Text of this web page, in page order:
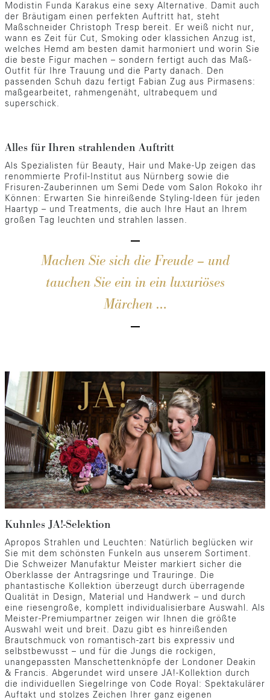
Modistin Funda Karakus eine sexy Alternative. Damit auch
der Bräutigam einen perfekten Auftritt hat, steht
Maßschneider Christoph Tresp bereit. Er weiß nicht nur,
wann es Zeit für Cut, Smoking oder klassichen Anzug ist,
welches Hemd am besten damit harmoniert und worin Sie
die beste Figur machen – sondern fertigt auch das Maß-
Outfit für Ihre Trauung und die Party danach. Den
passenden Schuh dazu fertigt Fabian Zug aus Pirmasens:
maßgearbeitet, rahmengenäht, ultrabequem und
superschick.
Alles für Ihren strahlenden Auftritt
Als Spezialisten für Beauty, Hair und Make-Up zeigen das
renommierte Profil-Institut aus Nürnberg sowie die
Frisuren-Zauberinnen um Semi Dede vom Salon Rokoko ihr
Können: Erwarten Sie hinreißende Styling-Ideen für jeden
Haartyp – und Treatments, die auch Ihre Haut an Ihrem
großen Tag leuchten und strahlen lassen.
Machen Sie sich die Freude – und
tauchen Sie ein in ein luxuriöses
Märchen …
Kuhnles JA!-Selektion
Apropos Strahlen und Leuchten: Natürlich beglücken wir
Sie mit dem schönsten Funkeln aus unserem Sortiment.
Die Schweizer Manufaktur Meister markiert sicher die
Oberklasse der Antragsringe und Trauringe. Die
phantastische Kollektion überzeugt durch überragende
Qualität in Design, Material und Handwerk – und durch
eine riesengroße, komplett individualisierbare Auswahl. Als
Meister-Premiumpartner zeigen wir Ihnen die größte
Auswahl weit und breit. Dazu gibt es hinreißenden
Brautschmuck von romantisch-zart bis expressiv und
selbstbewusst – und für die Jungs die rockigen,
unangepassten Manschettenknöpfe der Londoner Deakin
& Francis. Abgerundet wird unsere JA!-Kollektion durch
die individuellen Siegelringe von Code Royal: Spektakulärer
Auftakt und stolzes Zeichen Ihrer ganz eigenen